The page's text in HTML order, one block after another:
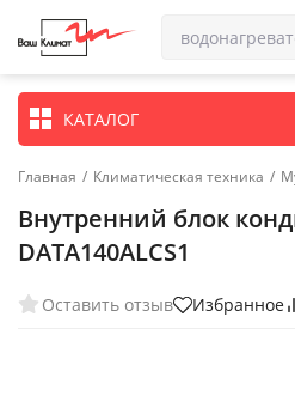
КАТАЛОГ
Главная / Климатическая техника /
Внутренний блок
DATA140ALCS1
Оставить отзыв Избранное